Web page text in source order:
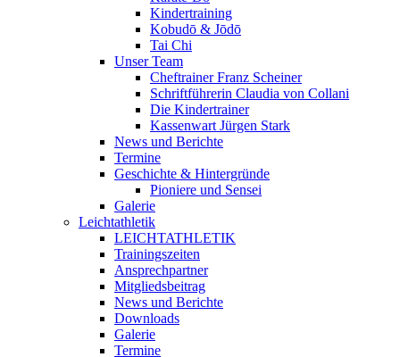
Kindertraining
Kobudō & Jōdō
Tai Chi
Unser Team
Cheftrainer Franz Scheiner
Schriftführerin Claudia von Collani
Die Kindertrainer
Kassenwart Jürgen Stark
News und Berichte
Termine
Geschichte & Hintergründe
Pioniere und Sensei
Galerie
Leichtathletik
LEICHTATHLETIK
Trainingszeiten
Ansprechpartner
Mitgliedsbeitrag
News und Berichte
Downloads
Galerie
Termine